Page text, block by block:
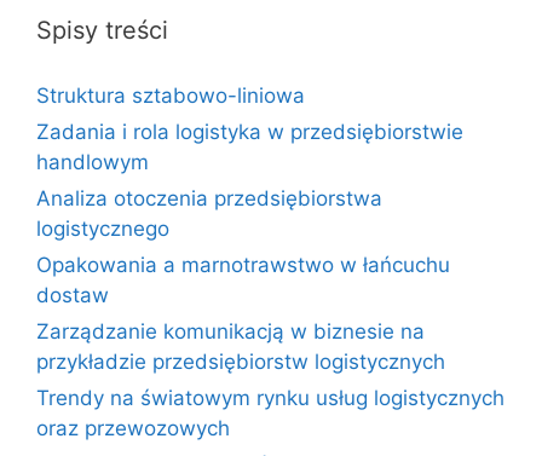
Spisy treści
Struktura sztabowo-liniowa
Zadania i rola logistyka w przedsiębiorstwie
handlowym
Analiza otoczenia przedsiębiorstwa
logistycznego
Opakowania a marnotrawstwo w łańcuchu
dostaw
Zarządzanie komunikacją w biznesie na
przykładzie przedsiębiorstw logistycznych
Trendy na światowym rynku usług logistycznych
oraz przewozowych